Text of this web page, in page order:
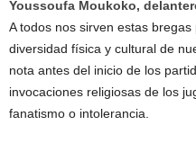
Youssoufa Moukoko,
A todos nos sirven estas
diversidad física y cultural de
nota antes del inicio de los
invocaciones religiosas de los
fanatismo o intolerancia.